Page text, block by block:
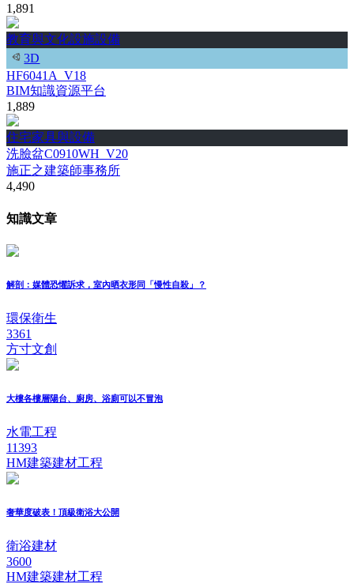
1,891
教育與文化設施設備
3D
HF6041A_V18
BIM知識資源平台
1,889
住宅家具與設備
洗臉盆C0910WH_V20
施正之建築師事務所
4,490
知識文章
解剖：媒體恐懼訴求，室內晒衣形同「慢性自殺」？
環保衛生
3361
方寸文創
大樓各樓層陽台、廚房、浴廁可以不冒泡
水電工程
11393
HM建築建材工程
奢華度破表！頂級衛浴大公開
衛浴建材
3600
HM建築建材工程